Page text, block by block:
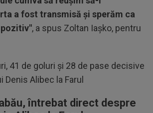
a fost transmisă și sperăm ca
pozitiv", a spus Zoltan Iașko, pentru
41 de goluri și 28 de pase decisive
Denis Alibec la Farul
întrebat direct despre